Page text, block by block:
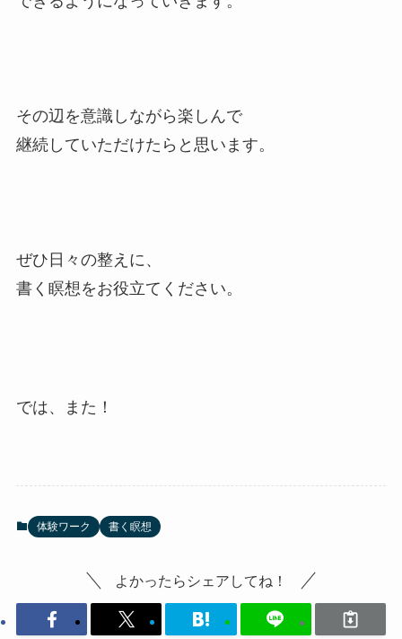
その辺を意識しながら楽しんで
継続していただけたらと思います。
ぜひ日々の整えに、
書く瞑想をお役立てください。
では、また！
体験ワーク 書く瞑想
よかったらシェアしてね！